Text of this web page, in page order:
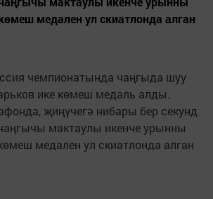
медален ул скиатлонда алган
чемпионатында чаңгыда шуу
ике көмеш медаль алды.
җиңүчегә нибары бер секунд
мактаулы икенче урынны
медален ул скиатлонда алган